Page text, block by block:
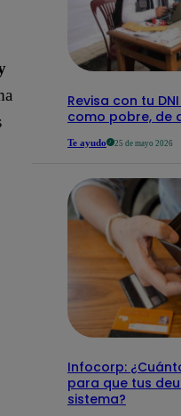
Revisa con tu
como pobre, de
Te ayudo 25 de mayo 2026
Infocorp:
para que tus
sistema?